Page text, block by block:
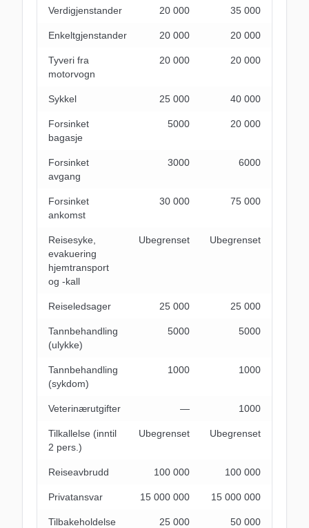
Verdigjenstander 20 000 35 000
Enkeltgjenstander 20 000 20 000
Tyveri fra
motorvogn
20 000 20 000
Sykkel 25 000 40 000
Forsinket
bagasje
5000 20 000
Forsinket
avgang
3000 6000
Forsinket
ankomst
30 000 75 000
Reisesyke,
evakuering
hjemtransport
og -kall
Ubegrenset Ubegrenset
Reiseledsager 25 000 25 000
Tannbehandling
(ulykke)
5000 5000
Tannbehandling
(sykdom)
1000 1000
Veterinærutgifter ― 1000
Tilkallelse (inntil
2 pers.)
Ubegrenset Ubegrenset
Reiseavbrudd 100 000 100 000
Privatansvar 15 000 000 15 000 000
Tilbakeholdelse 25 000 50 000